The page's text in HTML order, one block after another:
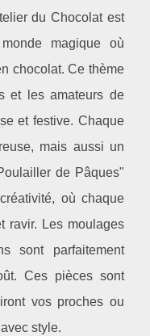
du Chocolat est
magique où
chocolat. Ce thème
et les amateurs de
et festive. Chaque
mais aussi un
de Pâques"
où chaque
ravir. Les moulages
sont parfaitement
Ces pièces sont
vos proches ou
style.